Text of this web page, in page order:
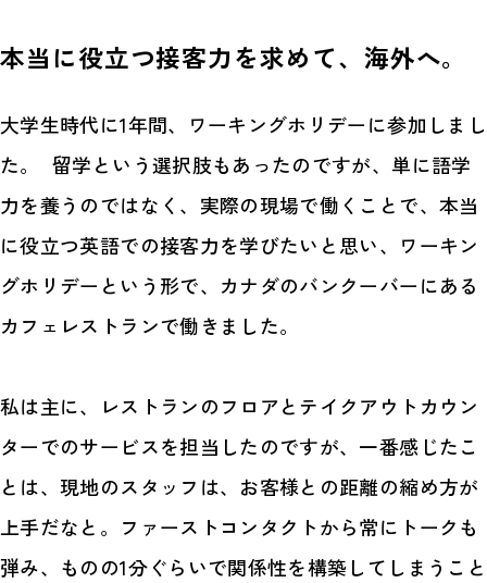
本当に役立つ接客力を求めて、海外へ。
大学生時代に1年間、ワーキングホリデーに参加しまし
た。 留学という選択肢もあったのですが、単に語学
力を養うのではなく、実際の現場で働くことで、本当
に役立つ英語での接客力を学びたいと思い、ワーキン
グホリデーという形で、カナダのバンクーバーにある
カフェレストランで働きました。
私は主に、レストランのフロアとテイクアウトカウン
ターでのサービスを担当したのですが、一番感じたこ
とは、現地のスタッフは、お客様との距離の縮め方が
上手だなと。ファーストコンタクトから常にトークも
弾み、ものの1分ぐらいで関係性を構築してしまうこと